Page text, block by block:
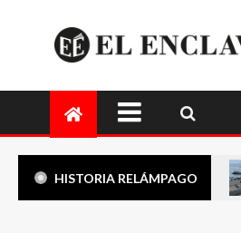
HISTORIA RELÁMPAGO